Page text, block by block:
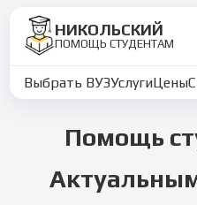
НИКОЛЬСКИЙ
ПОМОЩЬ СТУДЕНТАМ
Выбрать ВУЗУслугиЦены
Помощь